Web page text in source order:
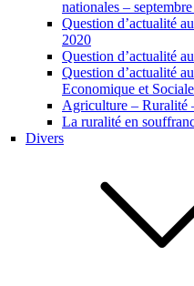
nationales –
Question d’actualité
2020
Question d’actualité
Question d’actualité
Economique et
Agriculture – Ruralité
La ruralité en
Divers